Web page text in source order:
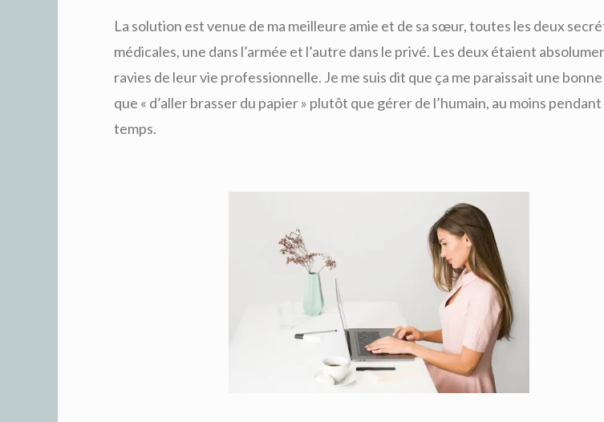
La solution est venue de ma meilleure amie et de sa sœur, toutes les deux
médicales, une dans l’armée et l’autre dans le privé. Les deux étaient
ravies de leur vie professionnelle. Je me suis dit que ça me paraissait une
que « d’aller brasser du papier » plutôt que gérer de l’humain, au moins pendant
temps.